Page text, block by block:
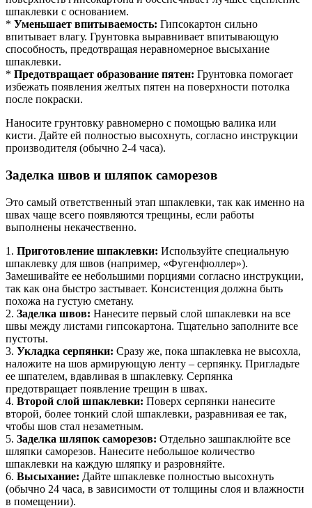
шпаклевки с основанием.
* Уменьшает впитываемость: Гипсокартон сильно
впитывает влагу. Грунтовка выравнивает впитывающую
способность, предотвращая неравномерное высыхание
шпаклевки.
* Предотвращает образование пятен: Грунтовка помогает
избежать появления желтых пятен на поверхности потолка
после покраски.
Наносите грунтовку равномерно с помощью валика или
кисти. Дайте ей полностью высохнуть, согласно инструкции
производителя (обычно 2-4 часа).
Заделка швов и шляпок саморезов
Это самый ответственный этап шпаклевки, так как именно на
швах чаще всего появляются трещины, если работы
выполнены некачественно.
1. Приготовление шпаклевки: Используйте специальную
шпаклевку для швов (например, «Фугенфюллер»).
Замешивайте ее небольшими порциями согласно инструкции,
так как она быстро застывает. Консистенция должна быть
похожа на густую сметану.
2. Заделка швов: Нанесите первый слой шпаклевки на все
швы между листами гипсокартона. Тщательно заполните все
пустоты.
3. Укладка серпянки: Сразу же, пока шпаклевка не высохла,
наложите на шов армирующую ленту – серпянку. Пригладьте
ее шпателем, вдавливая в шпаклевку. Серпянка
предотвращает появление трещин в швах.
4. Второй слой шпаклевки: Поверх серпянки нанесите
второй, более тонкий слой шпаклевки, разравнивая ее так,
чтобы шов стал незаметным.
5. Заделка шляпок саморезов: Отдельно зашпаклюйте все
шляпки саморезов. Нанесите небольшое количество
шпаклевки на каждую шляпку и разровняйте.
6. Высыхание: Дайте шпаклевке полностью высохнуть
(обычно 24 часа, в зависимости от толщины слоя и влажности
в помещении).